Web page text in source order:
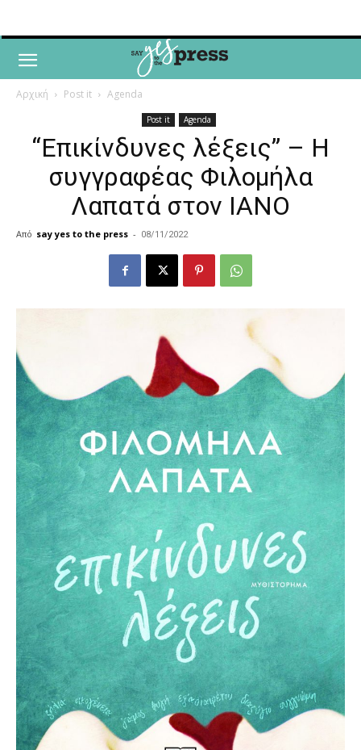
Αρχική Post it Agenda
Post it Agenda
“Επικίνδυνες λέξεις” – Η
συγγραφέας Φιλομήλα
Λαπατά στον ΙΑΝΟ
Από say yes to the press - 08/11/2022